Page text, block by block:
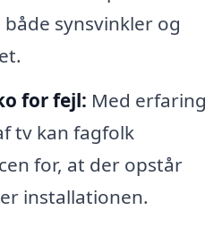
synsvinkler og
for fejl: Med erfaring
tv kan fagfolk
for, at der opstår
installationen.